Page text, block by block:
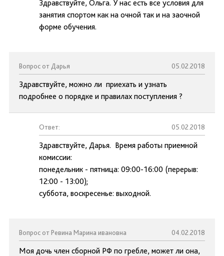
Здравствуйте, Ольга. У нас есть все условия для
занятия спортом как на очной так и на заочной
форме обучения.
Вопрос от Дарья 05.02.2018
Здравствуйте, можно ли приехать и узнать
подробнее о порядке и правилах поступления ?
Ответ: 05.02.2018
Здравствуйте, Дарья. Время работы приемной
комиссии:
понедельник - пятница: 09:00-16:00 (перерыв:
12:00 - 13:00);
суббота, воскресенье: выходной.
Вопрос от Ревина Марина ивановна 04.02.2018
Моя дочь член сборной РФ по гребле, может ли она,